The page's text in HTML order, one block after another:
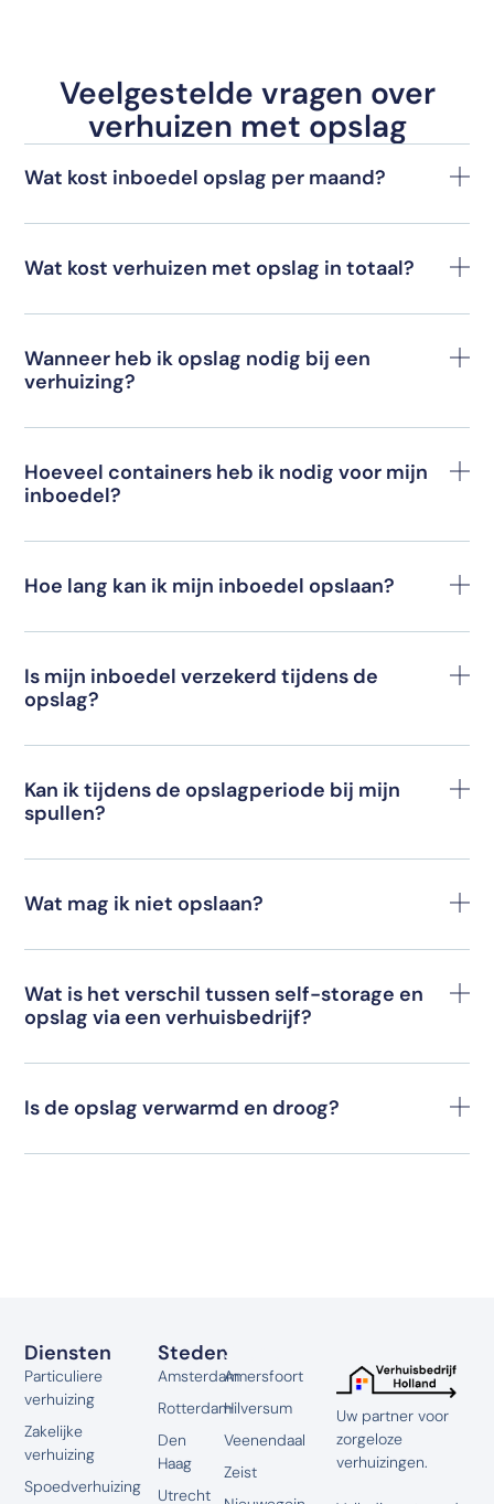
Veelgestelde vragen over
verhuizen met opslag
Wat kost inboedel opslag per maand?
Wat kost verhuizen met opslag in totaal?
Wanneer heb ik opslag nodig bij een
verhuizing?
Hoeveel containers heb ik nodig voor mijn
inboedel?
Hoe lang kan ik mijn inboedel opslaan?
Is mijn inboedel verzekerd tijdens de
opslag?
Kan ik tijdens de opslagperiode bij mijn
spullen?
Wat mag ik niet opslaan?
Wat is het verschil tussen self-storage en
opslag via een verhuisbedrijf?
Is de opslag verwarmd en droog?
Uw partner voor
zorgeloze
verhuizingen.
Diensten
Particuliere
verhuizing
Zakelijke
verhuizing
Spoedverhuizing
Steden
Amsterdam
Rotterdam
Den
Haag
Utrecht
Steden
Amersfoort
Hilversum
Veenendaal
Zeist